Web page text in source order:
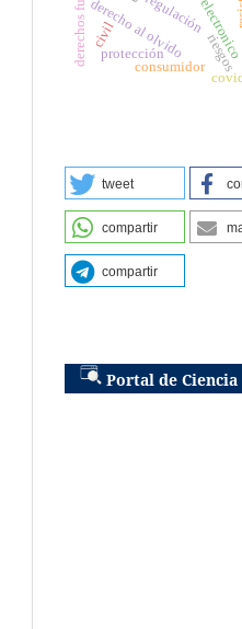
derecho al olvido riesgos
protección
regulación
consumidor
civil
tweet
compartir
compartir
Portal de